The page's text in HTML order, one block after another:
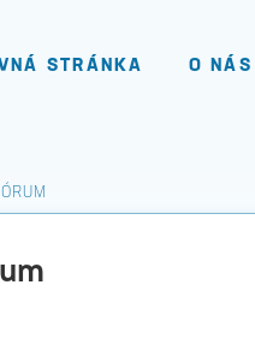
STRÁNKA O NÁS